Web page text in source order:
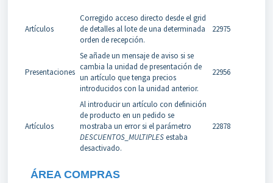
Artículos
Corregido acceso directo desde el grid
de detalles al lote de una determinada
orden de recepción.
22975
Presentaciones
Se añade un mensaje de aviso si se
cambia la unidad de presentación de
un artículo que tenga precios
introducidos con la unidad anterior.
22956
Artículos
Al introducir un artículo con definición
de producto en un pedido se
mostraba un error si el parámetro
DESCUENTOS_MULTIPLESestaba
desactivado.
22878
ÁREA COMPRAS